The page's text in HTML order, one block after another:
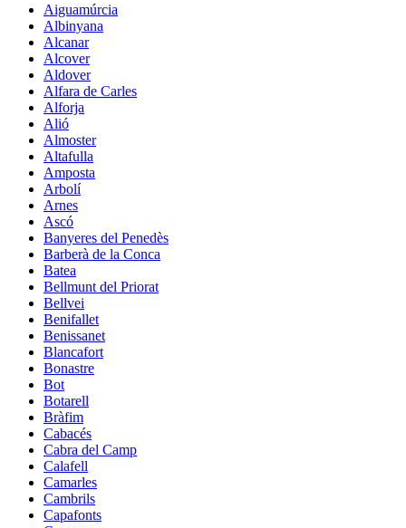
Aiguamúrcia
Albinyana
Alcanar
Alcover
Aldover
Alfara de Carles
Alforja
Alió
Almoster
Altafulla
Amposta
Arbolí
Arnes
Ascó
Banyeres del Penedès
Barberà de la Conca
Batea
Bellmunt del Priorat
Bellvei
Benifallet
Benissanet
Blancafort
Bonastre
Bot
Botarell
Bràfim
Cabacés
Cabra del Camp
Calafell
Camarles
Cambrils
Capafonts